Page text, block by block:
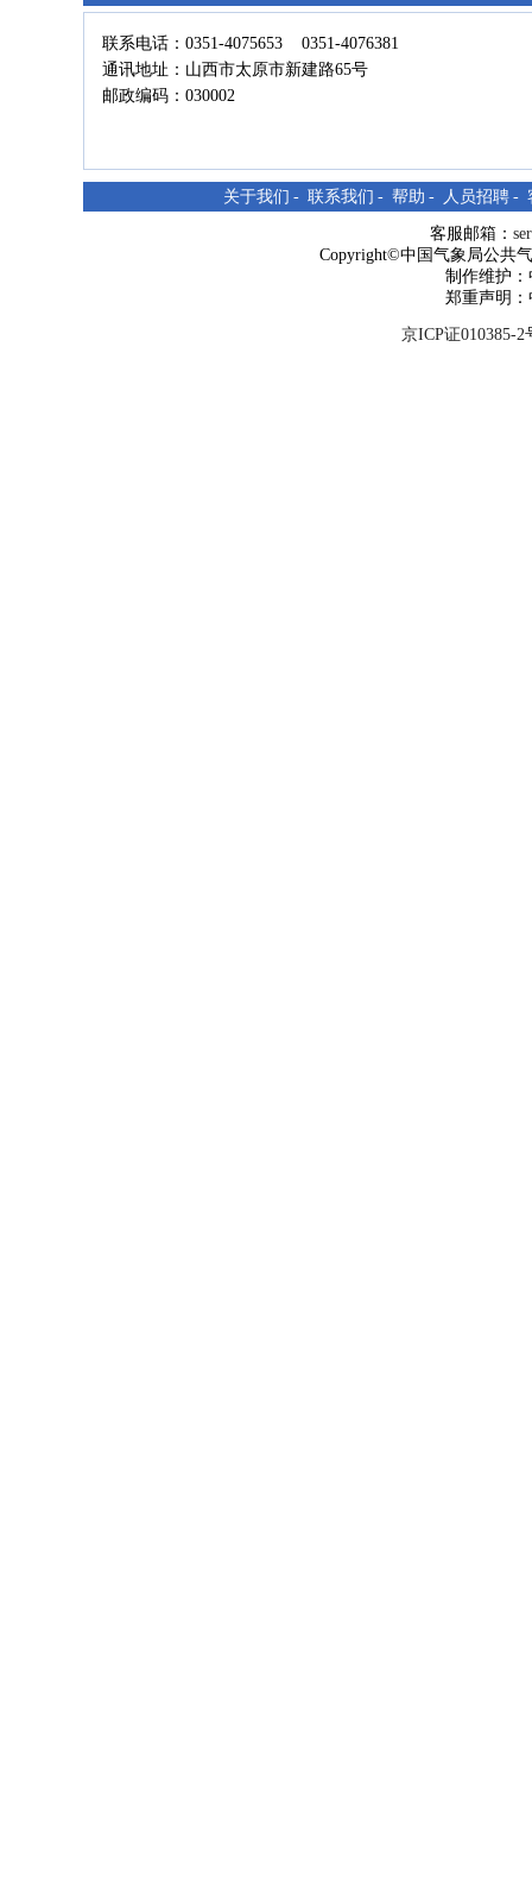
联系电话：0351-4075653 0351-4076381
通讯地址：山西市太原市新建路65号
邮政编码：030002
关于我们 - 联系我们 - 帮助 - 人员招聘 -
客服邮箱：
Copyright©中国气象局公共
制作维护
郑重声明
京ICP证010385-2